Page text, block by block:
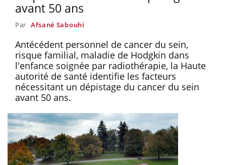
avant 50 ans
Par Afsané Sabouhi
Antécédent personnel de cancer du sein,
risque familial, maladie de Hodgkin dans
l'enfance soignée par radiothérapie, la Haute
autorité de santé identifie les facteurs
nécessitant un dépistage du cancer du sein
avant 50 ans.